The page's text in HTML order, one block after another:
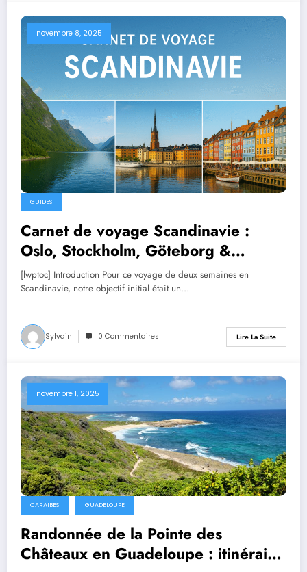
novembre 8, 2025
GUIDES
Carnet de voyage Scandinavie :
Oslo, Stockholm, Göteborg &
Copenhague
[lwptoc] Introduction Pour ce voyage de deux semaines en
Scandinavie, notre objectif initial était un…
Sylvain 0 Commentaires Lire La Suite
novembre 1, 2025
CARAÏBES GUADELOUPE
Randonnée de la Pointe des
Châteaux en Guadeloupe : itinéraire